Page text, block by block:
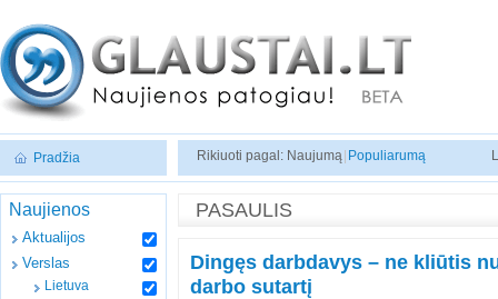
Pradžia
Naujienos
Aktualijos
Verslas
Lietuva
Rikiuoti pagal: Naujumą Populiarumą
PASAULIS
Dingęs darbdavys – ne kliūtis
darbo sutartį